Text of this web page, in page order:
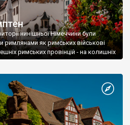
нинішньої Німеччини були
римлянами як римських військові
римських провінцій - на колишніх